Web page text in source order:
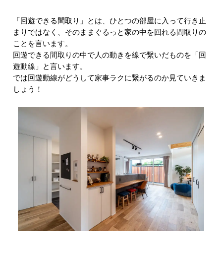
「回遊できる間取り」とは、ひとつの部屋に入って行き止
まりではなく、そのままぐるっと家の中を回れる間取りの
ことを言います。
回遊できる間取りの中で人の動きを線で繋いだものを「回
遊動線」と言います。
では回遊動線がどうして家事ラクに繋がるのか見ていきま
しょう！